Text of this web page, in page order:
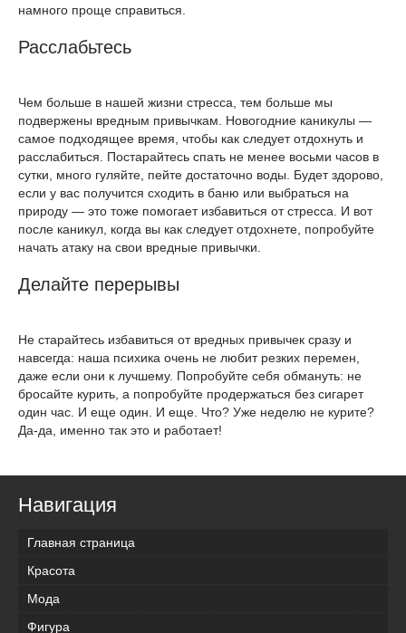
намного проще справиться.
Расслабьтесь
Чем больше в нашей жизни стресса, тем больше мы
подвержены вредным привычкам. Новогодние каникулы —
самое подходящее время, чтобы как следует отдохнуть и
расслабиться. Постарайтесь спать не менее восьми часов в
сутки, много гуляйте, пейте достаточно воды. Будет здорово,
если у вас получится сходить в баню или выбраться на
природу — это тоже помогает избавиться от стресса. И вот
после каникул, когда вы как следует отдохнете, попробуйте
начать атаку на свои вредные привычки.
Делайте перерывы
Не старайтесь избавиться от вредных привычек сразу и
навсегда: наша психика очень не любит резких перемен,
даже если они к лучшему. Попробуйте себя обмануть: не
бросайте курить, а попробуйте продержаться без сигарет
один час. И еще один. И еще. Что? Уже неделю не курите?
Да-да, именно так это и работает!
Навигация
Главная страница
Красота
Мода
Фигура